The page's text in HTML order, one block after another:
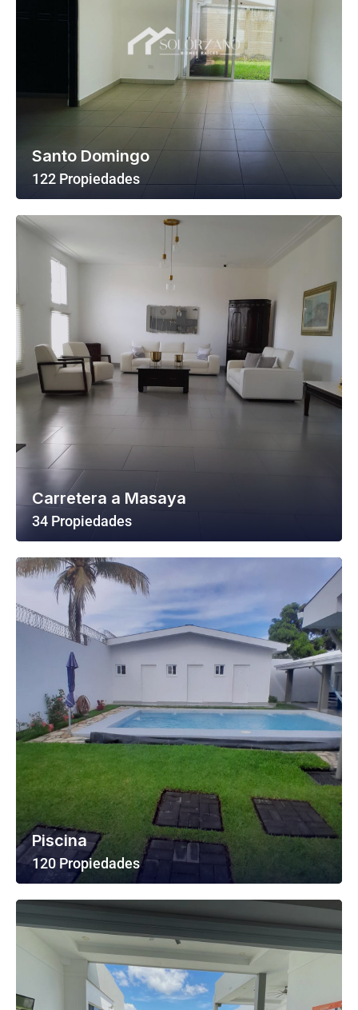
Santo Domingo
122 Propiedades
Ver Todas Las Propiedades
Carretera a Masaya
34 Propiedades
Ver Todas Las Propiedades
Piscina
120 Propiedades
Ver Todas Las Propiedades